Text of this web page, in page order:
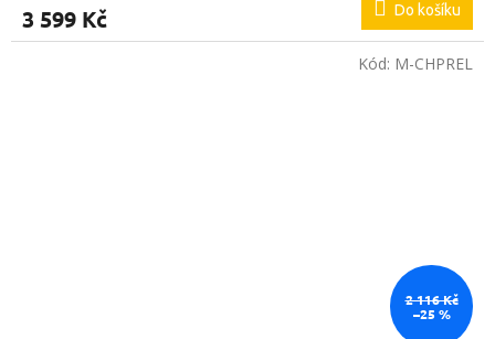
3 599 Kč Do košíku
2 116 Kč
–25 %
Kód: M-CHPREL